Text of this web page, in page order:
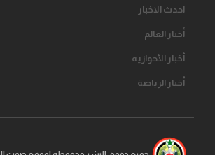
احدث الاخبار
أخبار العالم
أخبار الأحوازیه
أخبار الرياضة